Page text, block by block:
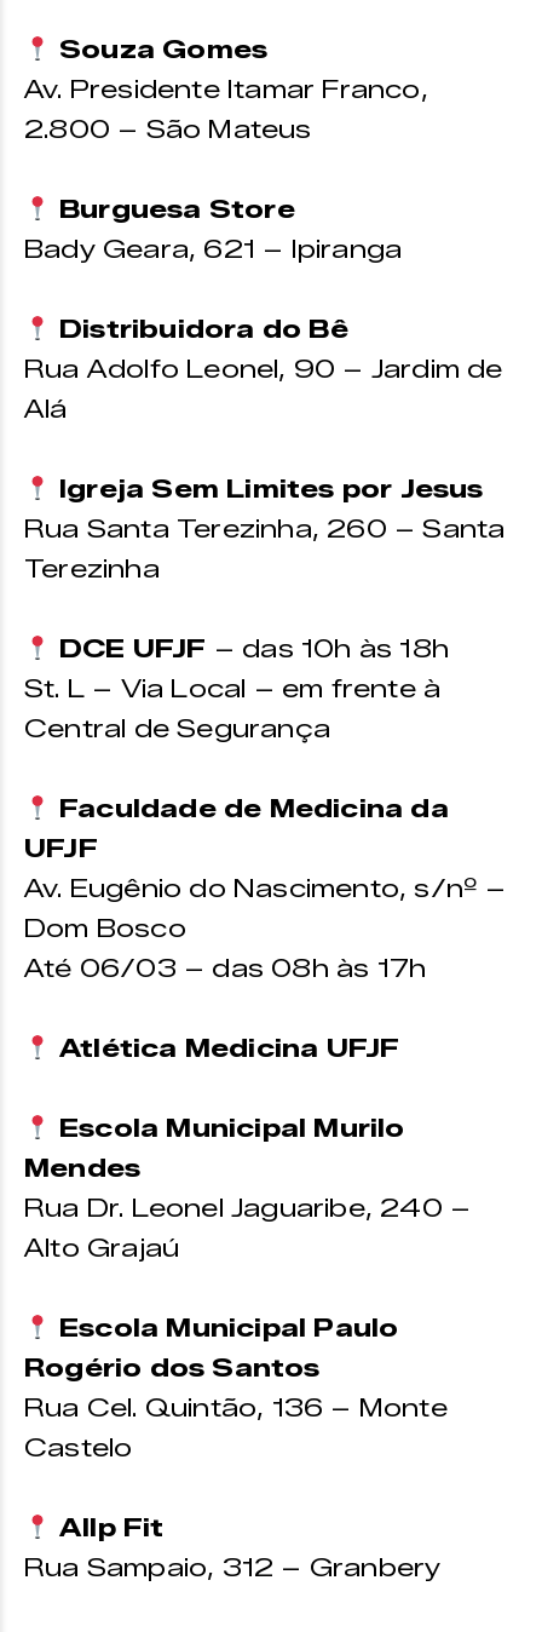
Souza Gomes
Av. Presidente Itamar Franco,
2.800 – São Mateus
Burguesa Store
Bady Geara, 621 – Ipiranga
Distribuidora do Bê
Rua Adolfo Leonel, 90 – Jardim de
Alá
Igreja Sem Limites por Jesus
Rua Santa Terezinha, 260 – Santa
Terezinha
DCE UFJF – das 10h às 18h
St. L – Via Local – em frente à
Central de Segurança
Faculdade de Medicina da
UFJF
Av. Eugênio do Nascimento, s/nº –
Dom Bosco
Até 06/03 – das 08h às 17h
Atlética Medicina UFJF
Escola Municipal Murilo
Mendes
Rua Dr. Leonel Jaguaribe, 240 –
Alto Grajaú
Escola Municipal Paulo
Rogério dos Santos
Rua Cel. Quintão, 136 – Monte
Castelo
Allp Fit
Rua Sampaio, 312 – Granbery